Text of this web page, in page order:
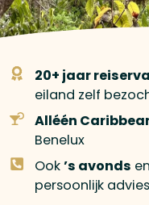
20+ jaar
eiland zelf
Alléén
Benelux
Ook’s avonds
persoonlijk advies